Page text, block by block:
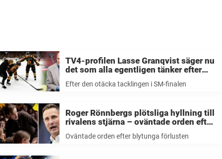
TV4-profilen Lasse Granqvist säger nu
det som alla egentligen tänker efter
SM-finalen
Efter den otäcka tacklingen i SM-finalen
Roger Rönnbergs plötsliga hyllning till
rivalens stjärna – oväntade orden efter
Oväntade orden efter blytunga förlusten